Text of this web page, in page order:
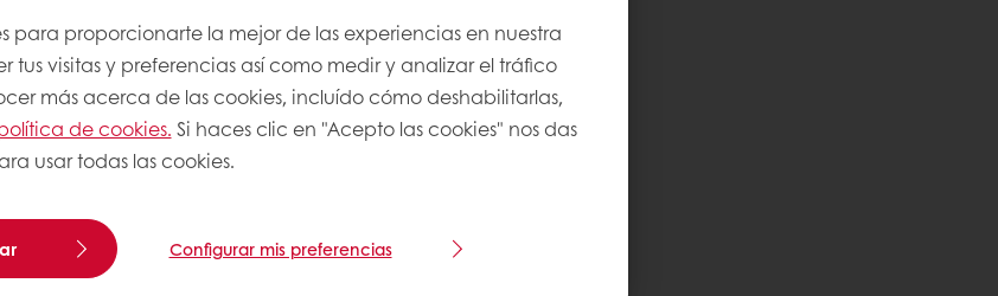
para proporcionarte la mejor de las experiencias en nuestra
tus visitas y preferencias así como medir y analizar el tráfico
más acerca de las cookies, incluído cómo deshabilitarlas,
de cookies. Si haces clic en "Acepto las cookies" nos das
usar todas las cookies.
Configurar mis preferencias